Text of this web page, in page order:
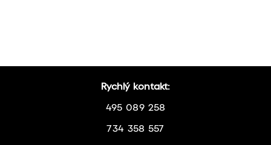
Rychlý kontakt:
495 089 258
734 358 557